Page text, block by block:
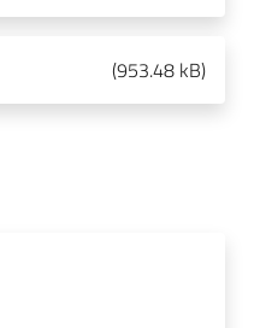
(953.48 kB)